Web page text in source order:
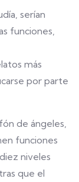
serían
funciones,
más
por parte
de ángeles,
funciones
niveles
que el